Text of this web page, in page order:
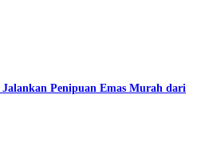
Penipuan Emas Murah dari